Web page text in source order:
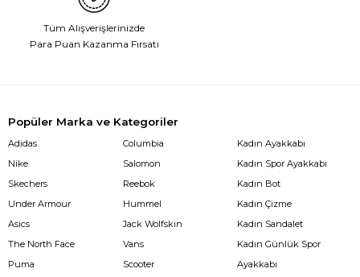
Tüm Alışverişlerinizde
Para Puan Kazanma Fırsatı
Popüler Marka ve Kategoriler
Adidas
Nike
Skechers
Under Armour
Asics
The North Face
Puma
Columbia
Salomon
Reebok
Hummel
Jack Wolfskin
Vans
Scooter
Kadın Ayakkabı
Kadın Spor Ayakkabı
Kadın Bot
Kadın Çizme
Kadın Sandalet
Kadın Günlük Spor
Ayakkabı